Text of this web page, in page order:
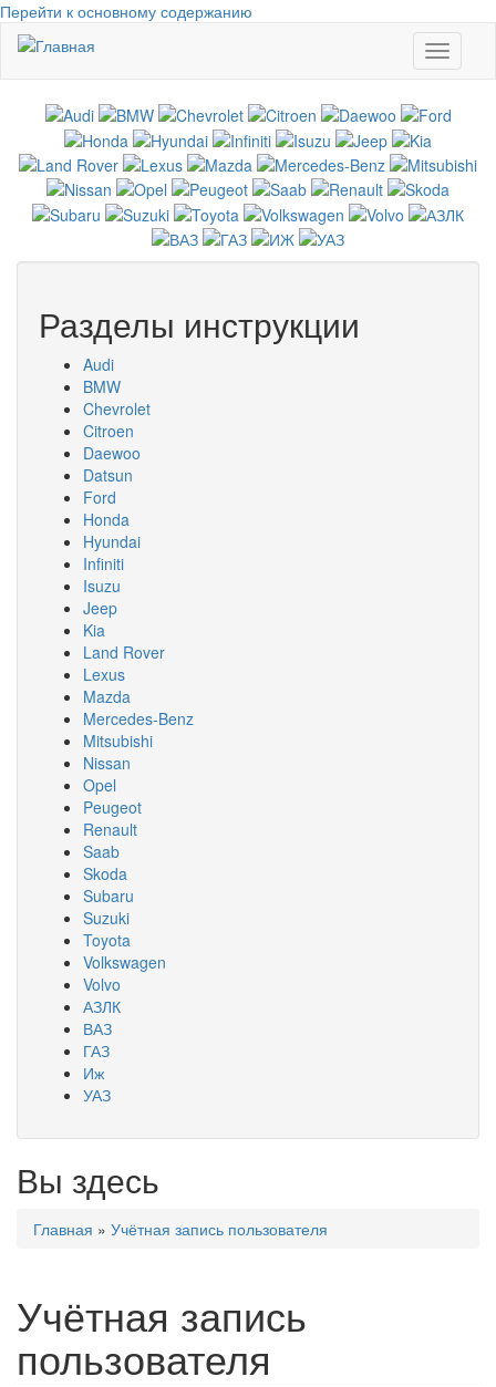
Перейти к основному содержанию
Toggle
Разделы инструкции
Audi
BMW
Chevrolet
Citroen
Daewoo
Datsun
Ford
Honda
Hyundai
Infiniti
Isuzu
Jeep
Kia
Land Rover
Lexus
Mazda
Mercedes-Benz
Mitsubishi
Nissan
Opel
Peugeot
Renault
Saab
Skoda
Subaru
Suzuki
Toyota
Volkswagen
Volvo
АЗЛК
ВАЗ
ГАЗ
Иж
УАЗ
Вы здесь
Главная » Учётная запись пользователя
Учётная запись
пользователя